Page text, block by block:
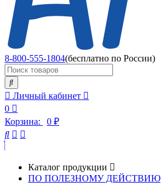
8-800-555-1804(бесплатно по России)
Личный кабинет
0
Корзина:
0 ₽
Каталог продукции
ПО ПОЛЕЗНОМУ ДЕЙСТВИЮ